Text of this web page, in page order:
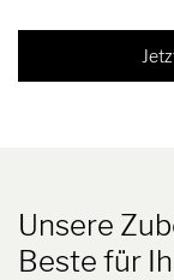
Unsere
Beste für